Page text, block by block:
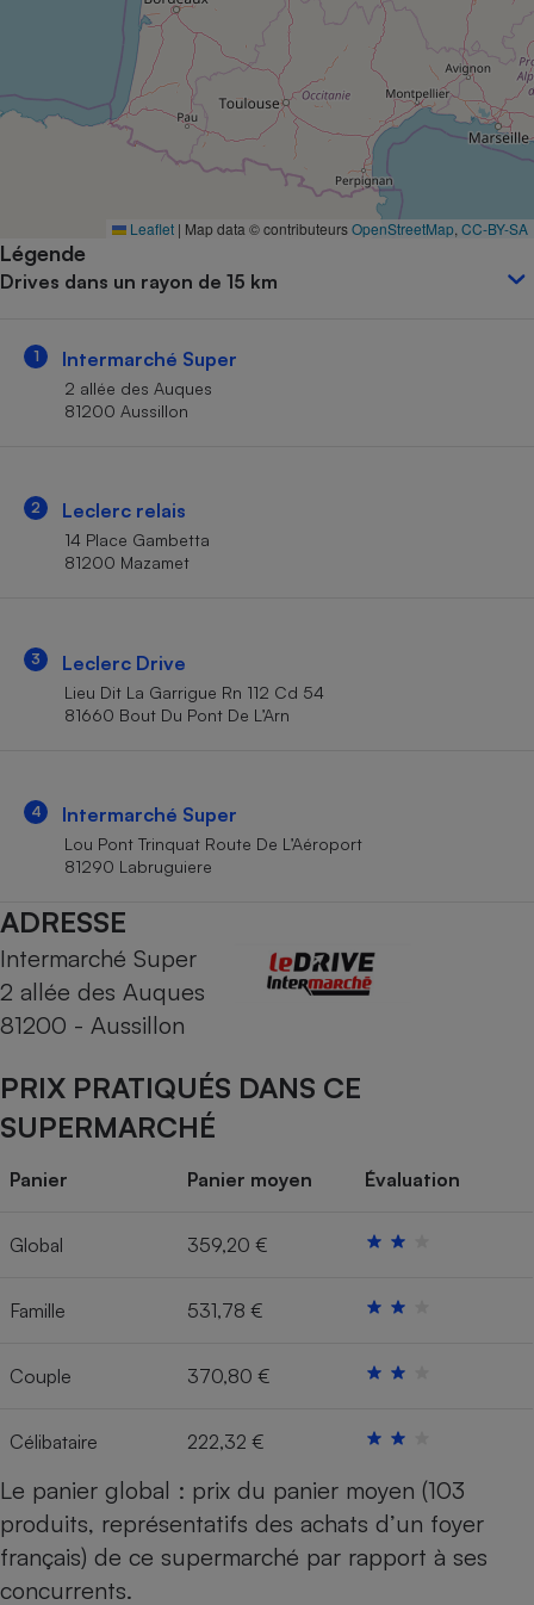
Leaflet | Map data © contributeursOpenStreetMap CC-BY-SA
Légende
Drives dans un rayon de 15 km
1 Intermarché Super
2 allée des Auques
81200 Aussillon
2 Leclerc relais
14 Place Gambetta
81200 Mazamet
3 Leclerc Drive
Lieu Dit La Garrigue Rn 112 Cd 54
81660 Bout Du Pont De L’Arn
4 Intermarché Super
Lou Pont Trinquat Route De L’Aéroport
81290 Labruguiere
ADRESSE
Intermarché Super
2 allée des Auques
81200 - Aussillon
PRIX PRATIQUÉS DANS CE
SUPERMARCHÉ
Panier Panier moyen Évaluation
Global 359,20 €
Famille 531,78 €
Couple 370,80 €
Célibataire 222,32 €
Le panier global : prix du panier moyen (103
produits, représentatifs des achats d’un foyer
français) de ce supermarché par rapport à ses
concurrents.
Complément
alimentaire
Assurance emprunteur
Banque
Petit électroménager -
Climatiseur -
Matelas
Mutuelle